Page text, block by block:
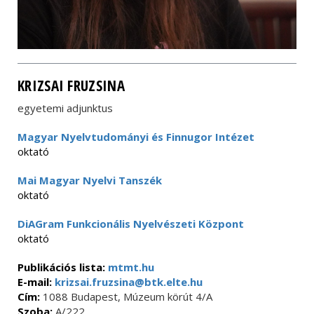
KRIZSAI FRUZSINA
egyetemi adjunktus
Magyar Nyelvtudományi és Finnugor Intézet
oktató
Mai Magyar Nyelvi Tanszék
oktató
DiAGram Funkcionális Nyelvészeti Központ
oktató
Publikációs lista: mtmt.hu
E-mail: krizsai.fruzsina@btk.elte.hu
Cím: 1088 Budapest, Múzeum körút 4/A
Szoba: A/222